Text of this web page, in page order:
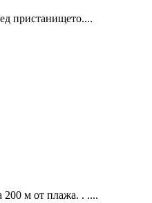
пристанището....
м от плажа. . ....